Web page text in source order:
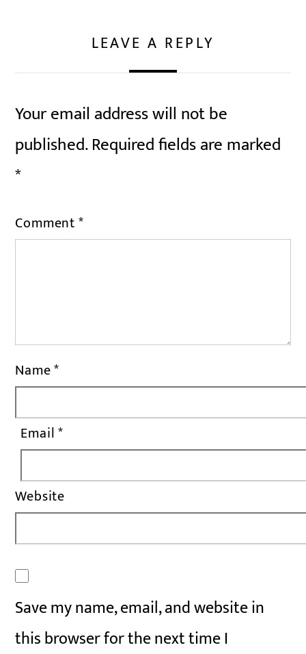
LEAVE A REPLY
Your email address will not be
published.Required fields are marked
*
Comment*
Name*
Email*
Website
Save my name, email, and website in
this browser for the next time I